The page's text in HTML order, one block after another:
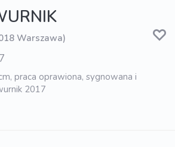
Warszawa)
praca oprawiona, sygnowana i
2017